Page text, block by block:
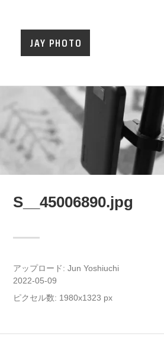
JAY PHOTO
S__45006890.jpg
アップロード:Jun Yoshiuchi
2022-05-09
ピクセル数: 1980x1323 px